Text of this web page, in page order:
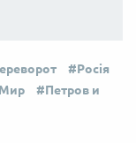
Росія
Мир
Петров и